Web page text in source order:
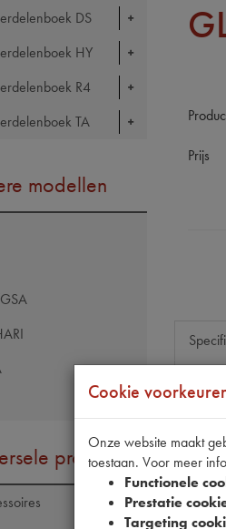
DS
HY
R4
TA
modellen
producten
Prijs
Cookie
Onze website maakt
toestaan. Voor meer
Functionele
Prestatie
Targeting